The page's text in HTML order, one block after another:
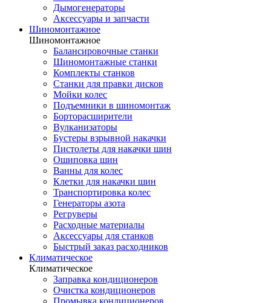
Дымогенераторы
Аксессуары и запчасти
Шиномонтажное
Шиномонтажное
Балансировочные станки
Шиномонтажные станки
Комплекты станков
Станки для правки дисков
Мойки колес
Подъемники в шиномонтаж
Борторасширители
Вулканизаторы
Бустеры взрывной накачки
Пистолеты для накачки шин
Ошиповка шин
Ванны для колес
Клетки для накачки шин
Транспортировка колес
Генераторы азота
Регруверы
Расходные материалы
Аксессуары для станков
Быстрый заказ расходников
Климатическое
Климатическое
Заправка кондиционеров
Очистка кондиционеров
Промывка кондиционеров